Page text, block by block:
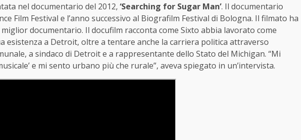
nel documentario del 2012, ‘Searching for Sugar Man’. Il documentario
Film Festival e l’anno successivo al Biografilm Festival di Bologna. Il filmato ha
miglior documentario. Il docufilm racconta come Sixto abbia lavorato come
esistenza a Detroit, oltre a tentare anche la carriera politica attraverso
a sindaco di Detroit e a rappresentante dello Stato del Michigan. “Mi
e mi sento urbano più che rurale”, aveva spiegato in un’intervista.